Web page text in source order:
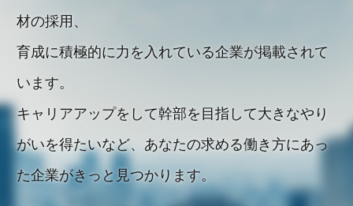
材の採用、
育成に積極的に力を入れている企業が掲載されて
います。
キャリアアップをして幹部を目指して大きなやり
がいを得たいなど、あなたの求める働き方にあっ
た企業がきっと見つかります。